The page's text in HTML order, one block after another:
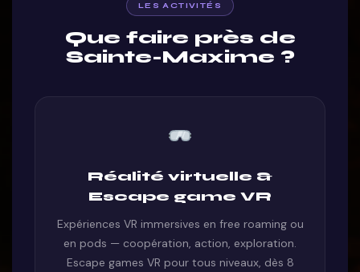
LES ACTIVITÉS
Que faire près de
Sainte-Maxime ?
Réalité virtuelle &
Escape game VR
Expériences VR immersives en free roaming ou
en pods — coopération, action, exploration.
Escape games VR pour tous niveaux, dès 8